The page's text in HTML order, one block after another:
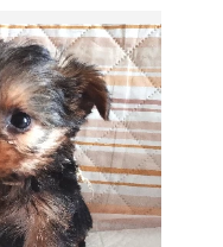
りペットとして
疾患・両親とも
夫だと言われて